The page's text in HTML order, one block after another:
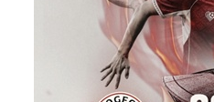
밴드 네이